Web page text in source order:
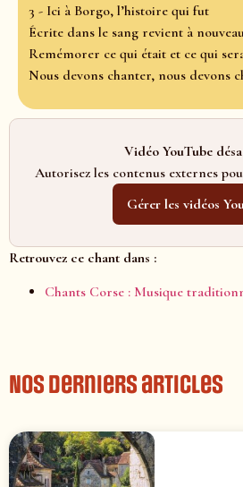
3 - Ici à Borgo, l’histoire qui fut
Écrite dans le sang revient à
Remémorer ce qui était et ce qui
Nous devons chanter, nous devons
Vidéo YouTube
Autorisez les contenus externes
Gérer les vidéos
Retrouvez ce chant dans :
Chants Corse : Musique
Nos derniers articles